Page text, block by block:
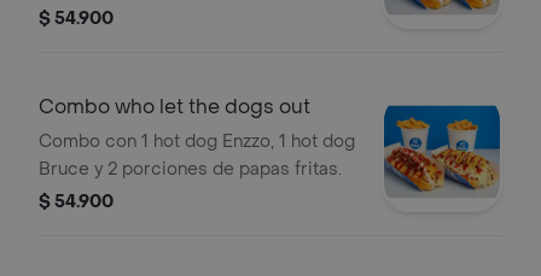
$ 54.900
Combo who let the dogs out
Combo con 1 hot dog Enzzo, 1 hot dog
Bruce y 2 porciones de papas fritas.
$ 54.900